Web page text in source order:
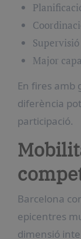
Major
En fires amb
diferència
participació.
Barcelona
epicentres
dimensió